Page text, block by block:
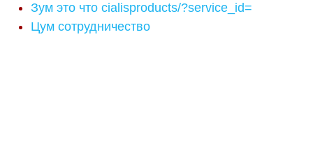
Зум это что cialisproducts/?service_id=
Цум сотрудничество